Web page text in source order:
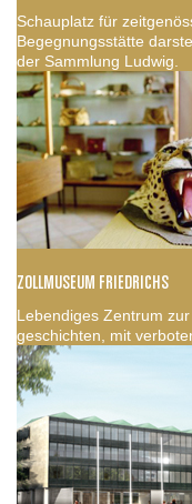
Schauplatz für
Begegnungsstätte
der Sammlung Ludwig.
ZOLLMUSEUM FRIEDRICHS
Lebendiges Zentrum
geschichten, mit